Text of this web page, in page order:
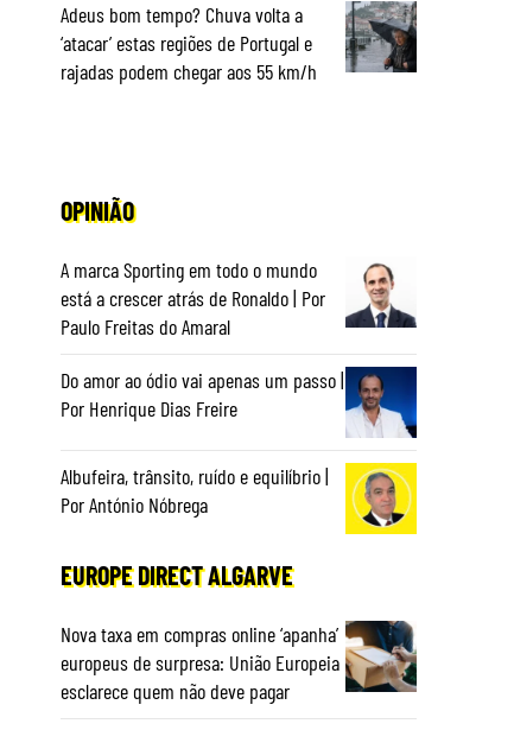
Adeus bom tempo? Chuva volta a
‘atacar’ estas regiões de Portugal e
rajadas podem chegar aos 55 km/h
OPINIÃO
A marca Sporting em todo o mundo
está a crescer atrás de Ronaldo | Por
Paulo Freitas do Amaral
Do amor ao ódio vai apenas um passo |
Por Henrique Dias Freire
Albufeira, trânsito, ruído e equilíbrio |
Por António Nóbrega
EUROPE DIRECT ALGARVE
Nova taxa em compras online ‘apanha’
europeus de surpresa: União Europeia
esclarece quem não deve pagar